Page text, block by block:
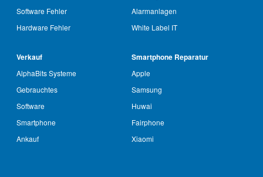
Software Fehler
Hardware Fehler
Alarmanlagen
White Label IT
Verkauf
AlphaBits Systeme
Gebrauchtes
Software
Smartphone
Ankauf
Smartphone Reparatur
Apple
Samsung
Huwai
Fairphone
Xiaomi